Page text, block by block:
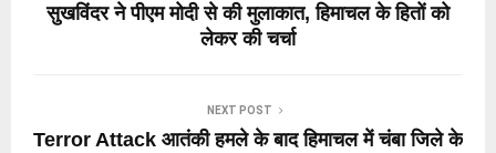
सुखविंदर ने पीएम मोदी से की मुलाकात, हिमाचल के हितों को
लेकर की चर्चा
NEXT POST
Terror Attack आतंकी हमले के बाद हिमाचल में चंबा जिले के